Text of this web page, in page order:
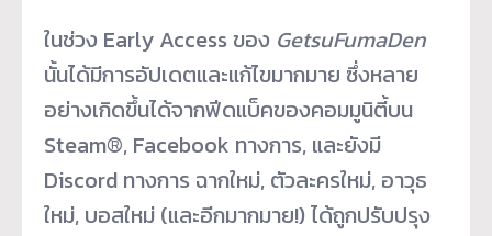
ในช่วง Early Access ของ GetsuFumaDen
นั้นได้มีการอัปเดตและแก้ไขมากมาย ซึ่งหลาย
อย่างเกิดขึ้นได้จากฟีดแบ็คของคอมมูนิตี้บน
Steam®, Facebook ทางการ, และยังมี
Discord ทางการ ฉากใหม่, ตัวละครใหม่, อาวุธ
ใหม่, บอสใหม่ (และอีกมากมาย!) ได้ถูกปรับปรุง